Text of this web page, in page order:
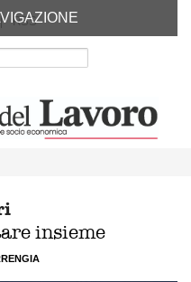
RSS
insieme